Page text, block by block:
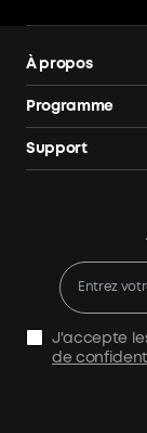
À propos
Conditions
kit panneau
panneau
Batterie Solaire
Panneau
Programme
Programme
Jusqu'à 100 €
Support
Process a
Avis de
J'accepte
de